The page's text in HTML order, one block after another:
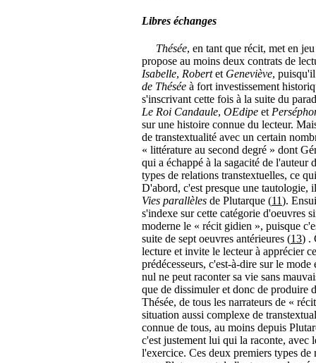
Libres échanges
Thésée, en tant que récit, met en
propose au moins deux contrats de
Isabelle, Robertet Geneviève,
de Thésée à fort investissement
s'inscrivant cette fois à la suite du
Le Roi Candaule, OEdipe et
sur une histoire connue du lecteur.
de transtextualité avec un certain
« littérature au second degré » dont
qui a échappé à la sagacité de l'auteur
types de relations transtextuelles, ce
D'abord, c'est presque une tautologie,
Vies parallèles de Plutarque (11).
s'indexe sur cette catégorie d'oeuvres
moderne le « récit gidien », puisque
suite de sept oeuvres antérieures (13) .
lecture et invite le lecteur à apprécier
prédécesseurs, c'est-à-dire sur le
nul ne peut raconter sa vie sans
que de dissimuler et donc de produire
Thésée, de tous les narrateurs de «
situation aussi complexe de
connue de tous, au moins depuis
c'est justement lui qui la raconte, avec
l'exercice. Ces deux premiers types